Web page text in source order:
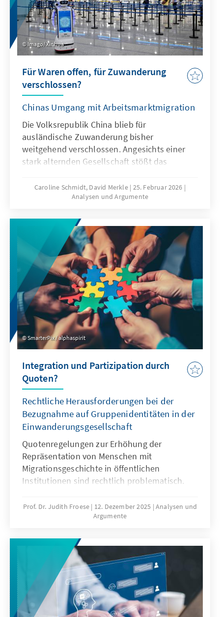
Imago/ Xinhua
Für Waren offen, für Zuwanderung
verschlossen?
Chinas Umgang mit Arbeitsmarktmigration
Die Volksrepublik China blieb für
ausländische Zuwanderung bisher
weitgehend verschlossen. Angesichts einer
stark alternden Gesellschaft stößt das
seine Grenzen, was die gezielte Anwerbung
ausländischer Fach- und Arbeitskräfte auf
Deutschland und Europa könnte mit China ein
neuer Wettbewerber im globalen Wettbewerb
um Talente entstehen.
Caroline Schmidt, David Merkle 25. Februar 2026
Analysen und Argumente
SmarterPix / alphaspirit
Integration und Partizipation durch
Quoten?
Rechtliche Herausforderungen bei der
Bezugnahme auf Gruppenidentitäten in der
Einwanderungsgesellschaft
Quotenregelungen zur Erhöhung der
Repräsentation von Menschen mit
Migrationsgeschichte in öffentlichen
Institutionen sind rechtlich problematisch.
nach Herkunft. Für Quoten zugunsten von
Menschen mit Migrationsgeschichte fehlt eine
zeigt: Sonderregelungen für neu
eingewanderte Menschen sind nur zu Beginn
sinnvoll. Später besteht die herausfordernde
Aufgabe der Abgrenzung der Gruppe.
Prof. Dr. Judith Froese 12. Dezember 2025 Analysen und
Argumente